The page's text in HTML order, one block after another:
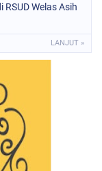
Welas Asih
LANJUT »